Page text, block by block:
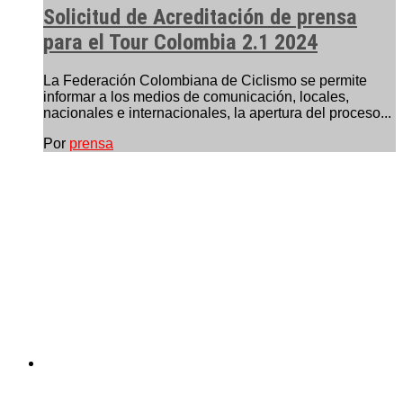
Solicitud de Acreditación de prensa
para el Tour Colombia 2.1 2024
La Federación Colombiana de Ciclismo se permite
informar a los medios de comunicación, locales,
nacionales e internacionales, la apertura del proceso...
Por prensa